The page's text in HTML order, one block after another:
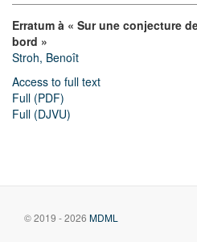
Erratum à « Sur une conjecture
bord »
Stroh, Benoît
Access to full text
Full (PDF)
Full (DJVU)
© 2019 - 2026 MDML